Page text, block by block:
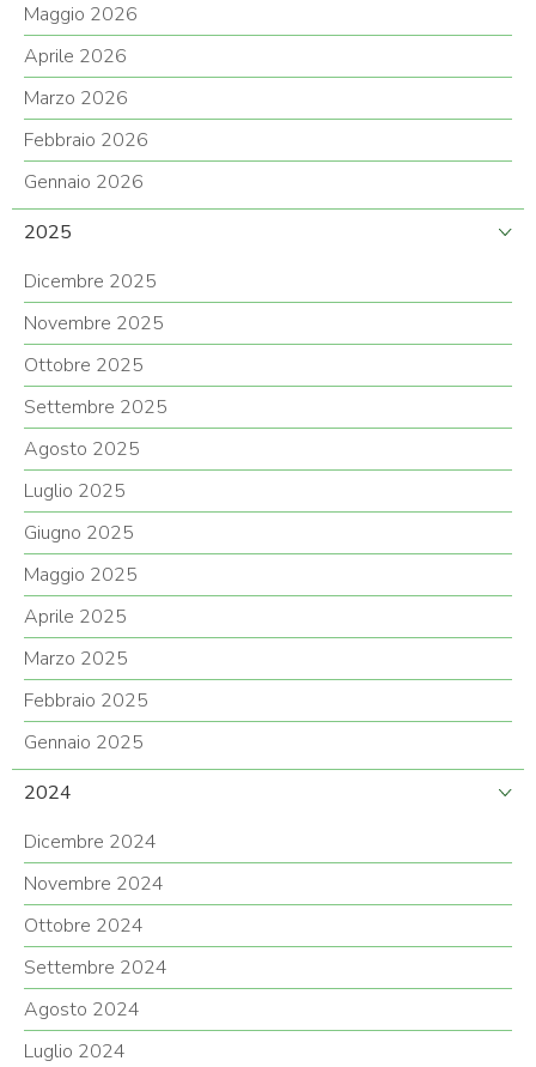
Maggio 2026
Aprile 2026
Marzo 2026
Febbraio 2026
Gennaio 2026
2025
Dicembre 2025
Novembre 2025
Ottobre 2025
Settembre 2025
Agosto 2025
Luglio 2025
Giugno 2025
Maggio 2025
Aprile 2025
Marzo 2025
Febbraio 2025
Gennaio 2025
2024
Dicembre 2024
Novembre 2024
Ottobre 2024
Settembre 2024
Agosto 2024
Luglio 2024